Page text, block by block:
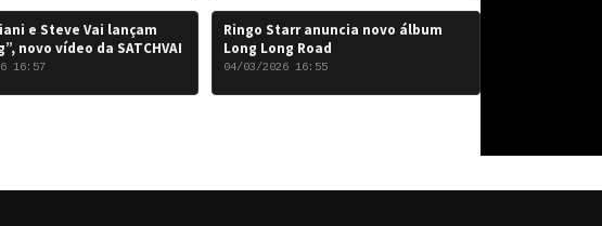
e Steve Vai lançam
novo vídeo da SATCHVAI
16:57
Ringo Starr anuncia novo álbum
Long Long Road
04/03/2026 16:55